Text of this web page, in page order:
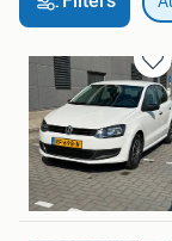
in
Mijn
Corne Van de pol
Renswoude